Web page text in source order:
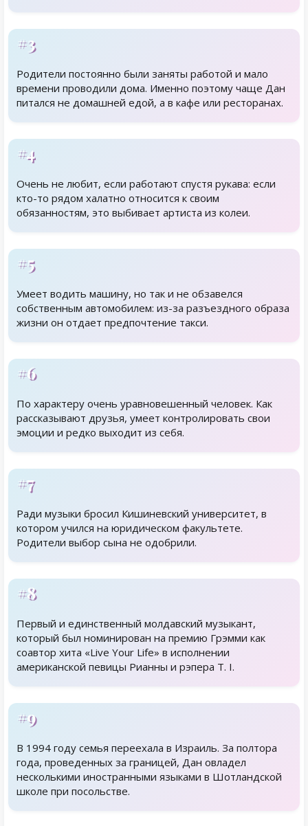
#3
Родители постоянно были заняты работой и мало
времени проводили дома. Именно поэтому чаще Дан
питался не домашней едой, а в кафе или ресторанах.
#4
Очень не любит, если работают спустя рукава: если
кто-то рядом халатно относится к своим
обязанностям, это выбивает артиста из колеи.
#5
Умеет водить машину, но так и не обзавелся
собственным автомобилем: из-за разъездного образа
жизни он отдает предпочтение такси.
#6
По характеру очень уравновешенный человек. Как
рассказывают друзья, умеет контролировать свои
эмоции и редко выходит из себя.
#7
Ради музыки бросил Кишиневский университет, в
котором учился на юридическом факультете.
Родители выбор сына не одобрили.
#8
Первый и единственный молдавский музыкант,
который был номинирован на премию Грэмми как
соавтор хита «Live Your Life» в исполнении
американской певицы Рианны и рэпера T. I.
#9
В 1994 году семья переехала в Израиль. За полтора
года, проведенных за границей, Дан овладел
несколькими иностранными языками в Шотландской
школе при посольстве.